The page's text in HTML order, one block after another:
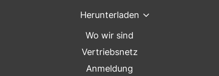
Herunterladen
Wo wir sind
Vertriebsnetz
Anmeldung